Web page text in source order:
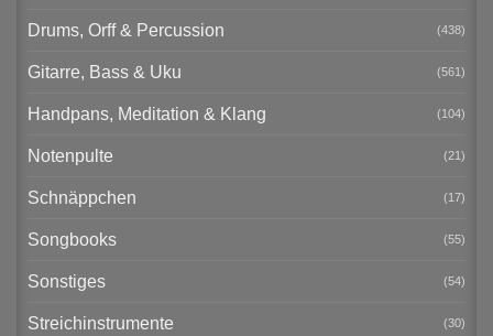
Drums, Orff & Percussion (438)
Gitarre, Bass & Uku (561)
Handpans, Meditation & Klang (104)
Notenpulte (21)
Schnäppchen (17)
Songbooks (55)
Sonstiges (54)
Streichinstrumente (30)